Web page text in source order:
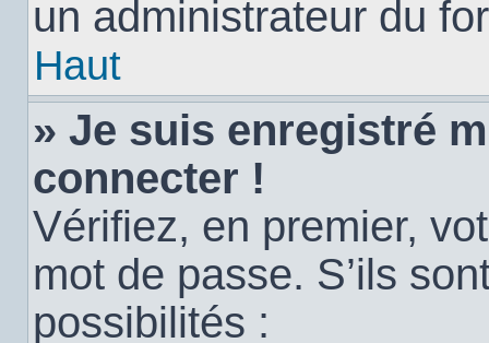
un administrateur du
Haut
» Je suis enregistré
connecter !
Vérifiez, en premier,
mot de passe. S’ils
possibilités :